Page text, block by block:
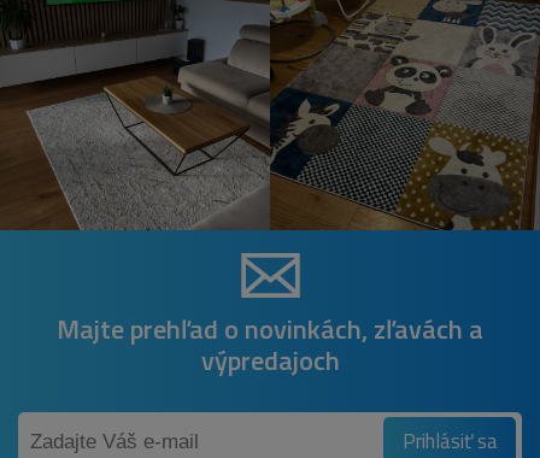
Majte prehľad o novinkách, zľavách a
výpredajoch
Prihlásiť sa